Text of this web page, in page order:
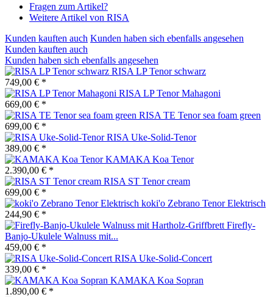
Fragen zum Artikel?
Weitere Artikel von RISA
Kunden kauften auch Kunden haben sich ebenfalls angesehen
Kunden kauften auch
Kunden haben sich ebenfalls angesehen
RISA LP Tenor schwarz
749,00 € *
RISA LP Tenor Mahagoni
669,00 € *
RISA TE Tenor sea foam green
699,00 € *
RISA Uke-Solid-Tenor
389,00 € *
KAMAKA Koa Tenor
2.390,00 € *
RISA ST Tenor cream
699,00 € *
koki'o Zebrano Tenor Elektrisch
244,90 € *
Firefly-
Banjo-Ukulele Walnuss mit...
459,00 € *
RISA Uke-Solid-Concert
339,00 € *
KAMAKA Koa Sopran
1.890,00 € *